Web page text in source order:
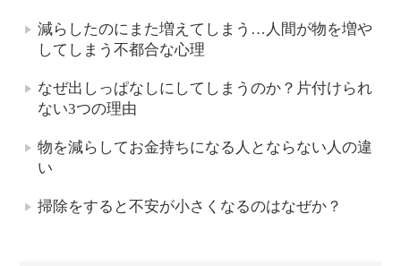
減らしたのにまた増えてしまう…人間が物を増や
してしまう不都合な心理
なぜ出しっぱなしにしてしまうのか？片付けられ
ない3つの理由
物を減らしてお金持ちになる人とならない人の違
い
掃除をすると不安が小さくなるのはなぜか？